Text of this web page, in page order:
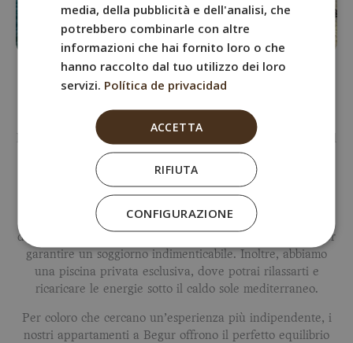
Hotel sulla spiaggia di Begur
Scopri la bellezza della Costa Brava nel nostro esclusivo
hotel boutique, BYPILLOW Cap Sa Sal. Situato di fronte al
mar Mediterraneo e circondato da pini secolari, ognuna
delle nostre 10 camere è progettata per offrirti un’oasi di
Il nostro hotel in prima linea sulla spiaggia di Begur
dispone di camere dotate di tutte le comodità moderne per
garantire un soggiorno indimenticabile. Inoltre, abbiamo
una piscina privata esclusiva, dove potrai rilassarti e
ricaricare le energie sotto il caldo sole mediterraneo.
Per coloro che cercano un’esperienza più indipendente, i
nostri appartamenti a Begur offrono il perfetto equilibrio
media, della pubblicità e dell'analisi, che
potrebbero combinarle con altre
informazioni che hai fornito loro o che
hanno raccolto dal tuo utilizzo dei loro
servizi. Política de privacidad
ACCETTA
RIFIUTA
CONFIGURAZIONE